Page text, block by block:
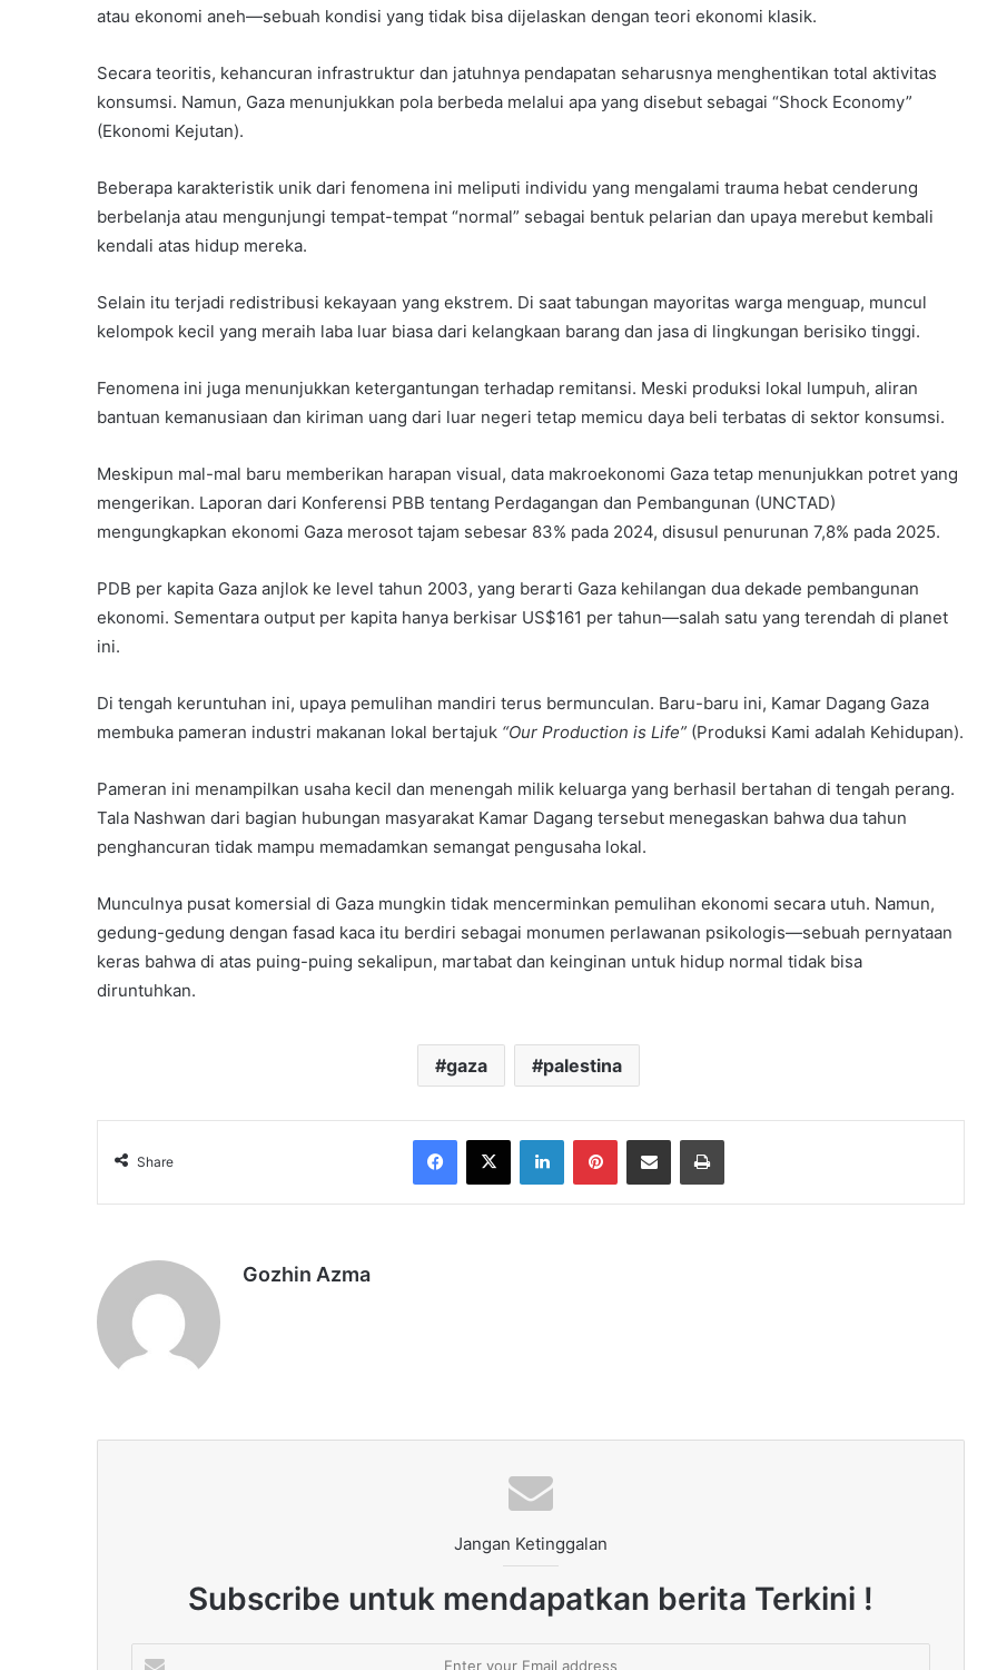
atau ekonomi aneh—sebuah kondisi yang tidak bisa dijelaskan dengan teori ekonomi klasik.
Secara teoritis, kehancuran infrastruktur dan jatuhnya pendapatan seharusnya menghentikan total aktivitas
konsumsi. Namun, Gaza menunjukkan pola berbeda melalui apa yang disebut sebagai “Shock Economy”
(Ekonomi Kejutan).
Beberapa karakteristik unik dari fenomena ini meliputi individu yang mengalami trauma hebat cenderung
berbelanja atau mengunjungi tempat-tempat “normal” sebagai bentuk pelarian dan upaya merebut kembali
kendali atas hidup mereka.
Selain itu terjadi redistribusi kekayaan yang ekstrem. Di saat tabungan mayoritas warga menguap, muncul
kelompok kecil yang meraih laba luar biasa dari kelangkaan barang dan jasa di lingkungan berisiko tinggi.
Fenomena ini juga menunjukkan ketergantungan terhadap remitansi. Meski produksi lokal lumpuh, aliran
bantuan kemanusiaan dan kiriman uang dari luar negeri tetap memicu daya beli terbatas di sektor konsumsi.
Meskipun mal-mal baru memberikan harapan visual, data makroekonomi Gaza tetap menunjukkan potret yang
mengerikan. Laporan dari Konferensi PBB tentang Perdagangan dan Pembangunan (UNCTAD)
mengungkapkan ekonomi Gaza merosot tajam sebesar 83% pada 2024, disusul penurunan 7,8% pada 2025.
PDB per kapita Gaza anjlok ke level tahun 2003, yang berarti Gaza kehilangan dua dekade pembangunan
ekonomi. Sementara output per kapita hanya berkisar US$161 per tahun—salah satu yang terendah di planet
ini.
Di tengah keruntuhan ini, upaya pemulihan mandiri terus bermunculan. Baru-baru ini, Kamar Dagang Gaza
membuka pameran industri makanan lokal bertajuk “Our Production is Life” (Produksi Kami adalah Kehidupan).
Pameran ini menampilkan usaha kecil dan menengah milik keluarga yang berhasil bertahan di tengah perang.
Tala Nashwan dari bagian hubungan masyarakat Kamar Dagang tersebut menegaskan bahwa dua tahun
penghancuran tidak mampu memadamkan semangat pengusaha lokal.
Munculnya pusat komersial di Gaza mungkin tidak mencerminkan pemulihan ekonomi secara utuh. Namun,
gedung-gedung dengan fasad kaca itu berdiri sebagai monumen perlawanan psikologis—sebuah pernyataan
keras bahwa di atas puing-puing sekalipun, martabat dan keinginan untuk hidup normal tidak bisa
diruntuhkan.
gaza palestina
Share
Facebook
X LinkedInPinterestShare via Email Print
Gozhin Azma
Jangan Ketinggalan
Subscribe untuk mendapatkan berita Terkini !